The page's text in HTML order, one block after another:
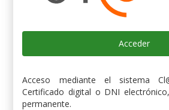
Acceder
Acceso mediante el sistema
Certificado digital o DNI
permanente.